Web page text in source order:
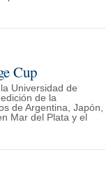
Cup
Universidad de
de la
de Argentina, Japón,
Mar del Plata y el